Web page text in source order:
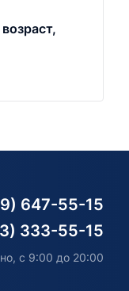
647-55-15
333-55-15
с 9:00 до 20:00